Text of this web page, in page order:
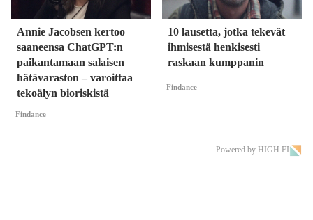
Annie Jacobsen kertoo
saaneensa ChatGPT:n
paikantamaan salaisen
hätävaraston – varoittaa
tekoälyn bioriskistä
Findance
10 lausetta, jotka tekevät
ihmisestä henkisesti
raskaan kumppanin
Findance
Powered by HIGH.FI